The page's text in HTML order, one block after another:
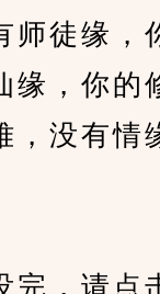
师徒缘，
缘，你的
，没有情
，请点